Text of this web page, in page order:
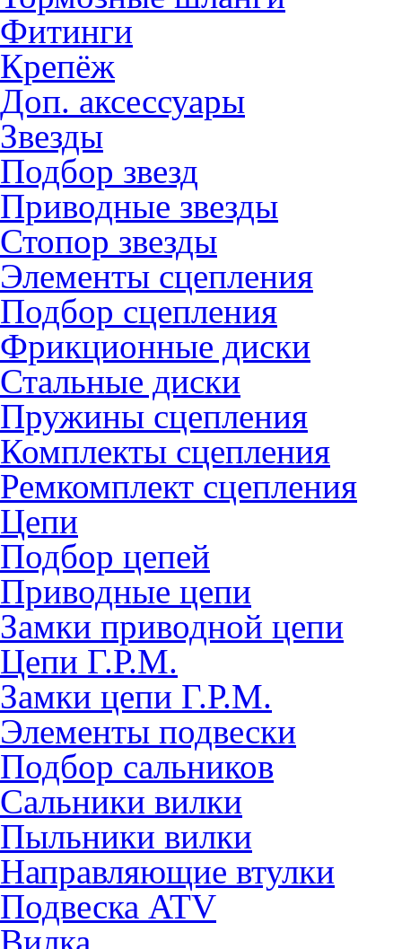
Фитинги
Крепёж
Доп. аксессуары
Звезды
Подбор звезд
Приводные звезды
Стопор звезды
Элементы сцепления
Подбор сцепления
Фрикционные диски
Стальные диски
Пружины сцепления
Комплекты сцепления
Ремкомплект сцепления
Цепи
Подбор цепей
Приводные цепи
Замки приводной цепи
Цепи Г.Р.М.
Замки цепи Г.Р.М.
Элементы подвески
Подбор сальников
Сальники вилки
Пыльники вилки
Направляющие втулки
Подвеска ATV